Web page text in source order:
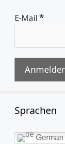
E-Mail *
Sprachen
German